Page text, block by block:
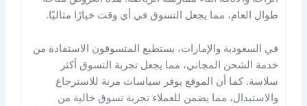
طوال العام، مما يجعل التسوق في أي وقت خيارًا مثاليًا.
في السعودية والإمارات، يستطيع المتسوقون الاستفادة من
خدمة الشحن المجاني، مما يجعل تجربة التسوق أكثر
سلاسة. كما أن الموقع يوفر سياسات مرنة للاسترجاع
والاستبدال، مما يضمن للعملاء تجربة تسوق خالية من